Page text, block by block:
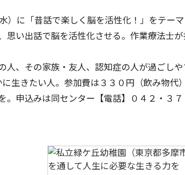
）に「昔話で楽しく脳を活性化！」をテー
思い出話で脳を活性化させる。作業療法士
人、その家族・友人、認知症の人が過ごし
に生きたい人。参加費は３３０円（飲み物
。申込みは同センター【電話】０４２・３７